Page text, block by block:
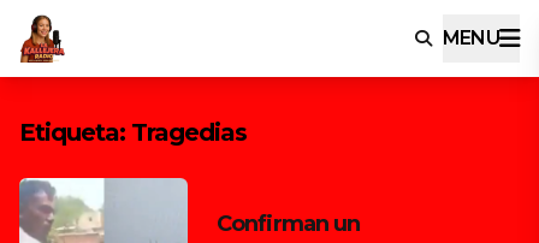
MENU
Etiqueta: Tragedias
Confirman un